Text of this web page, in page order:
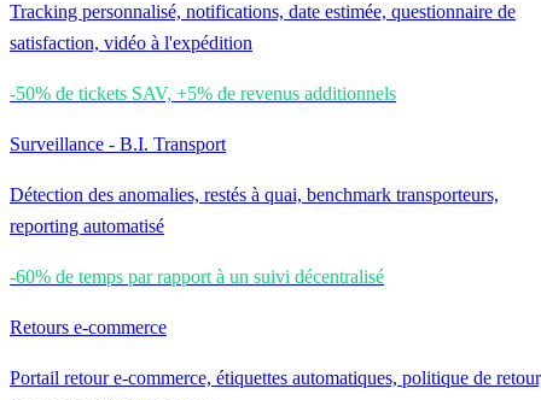
Tracking personnalisé, notifications, date estimée, questionnaire de
satisfaction, vidéo à l'expédition
-50% de tickets SAV, +5% de revenus additionnels
Surveillance - B.I. Transport
Détection des anomalies, restés à quai, benchmark transporteurs,
reporting automatisé
-60% de temps par rapport à un suivi décentralisé
Retours e-commerce
Portail retour e-commerce, étiquettes automatiques, politique de